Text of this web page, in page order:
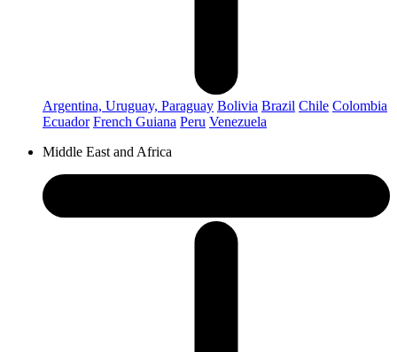
Argentina, Uruguay, Paraguay Bolivia Brazil Chile Colombia
Ecuador French Guiana Peru Venezuela
Middle East and Africa